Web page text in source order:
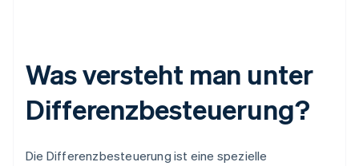
Was versteht man unter
Differenzbesteuerung?
Die Differenzbesteuerung ist eine spezielle